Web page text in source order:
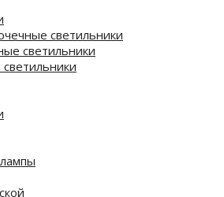
светильники
светильники